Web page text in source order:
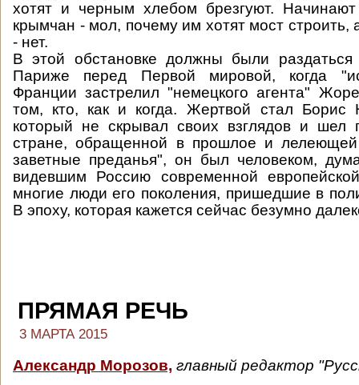
хотят и черным хлебом брезгуют.
крымчан - мол, почему им хотят мост строить,
- нет.
В этой обстановке должны были
Париже перед Первой мировой, когда
Франции застрелил "немецкого агента"
том, кто, как и когда. Жертвой стал Борис
который не скрывал своих взглядов и шел
стране, обращенной в прошлое и
заветные преданья", он был человеком,
видевшим Россию современной
многие люди его поколения, пришедшие в
В эпоху, которая кажется сейчас безумно
ПРЯМАЯ РЕЧЬ
3 МАРТА 2015
Александр Морозов, главный редактор